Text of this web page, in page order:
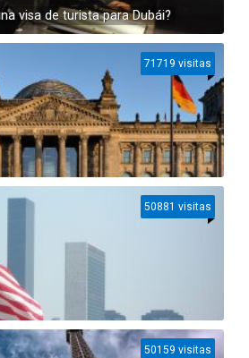
visa de turista para Dubái?
71719 visitas
50881 visitas
50159 visitas